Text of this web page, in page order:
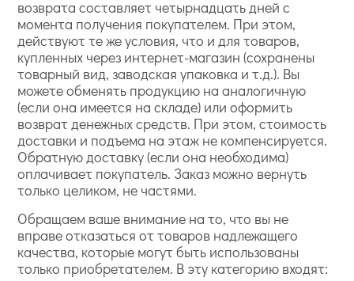
возврата составляет четырнадцать дней с
момента получения покупателем. При этом,
действуют те же условия, что и для товаров,
купленных через интернет-магазин (сохранены
товарный вид, заводская упаковка и т.д.). Вы
можете обменять продукцию на аналогичную
(если она имеется на складе) или оформить
возврат денежных средств. При этом, стоимость
доставки и подъема на этаж не компенсируется.
Обратную доставку (если она необходима)
оплачивает покупатель. Заказ можно вернуть
только целиком, не частями.
Обращаем ваше внимание на то, что вы не
вправе отказаться от товаров надлежащего
качества, которые могут быть использованы
только приобретателем. В эту категорию входят: